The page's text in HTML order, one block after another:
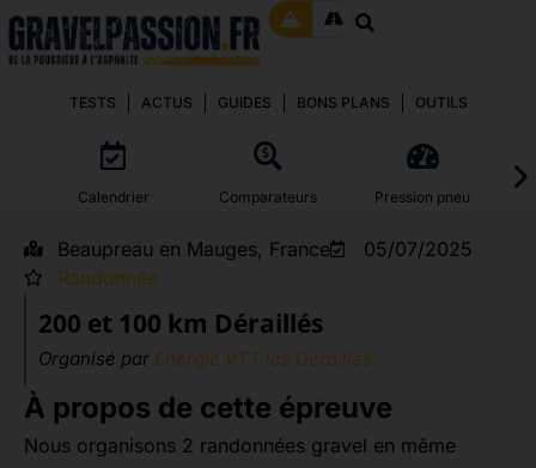
TESTS ACTUS GUIDES BONS PLANS OUTILS
Calendrier Comparateurs Pression pneu
Beaupreau en Mauges, France
05/07/2025
Randonnée
200 et 100 km Déraillés
Organisé par Energie VTT les Déraillés
À propos de cette épreuve
Nous organisons 2 randonnées gravel en même